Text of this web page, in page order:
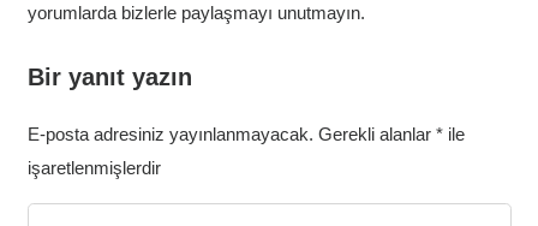
yorumlarda bizlerle paylaşmayı unutmayın.
Bir yanıt yazın
E-posta adresiniz yayınlanmayacak. Gerekli alanlar *ile
işaretlenmişlerdir